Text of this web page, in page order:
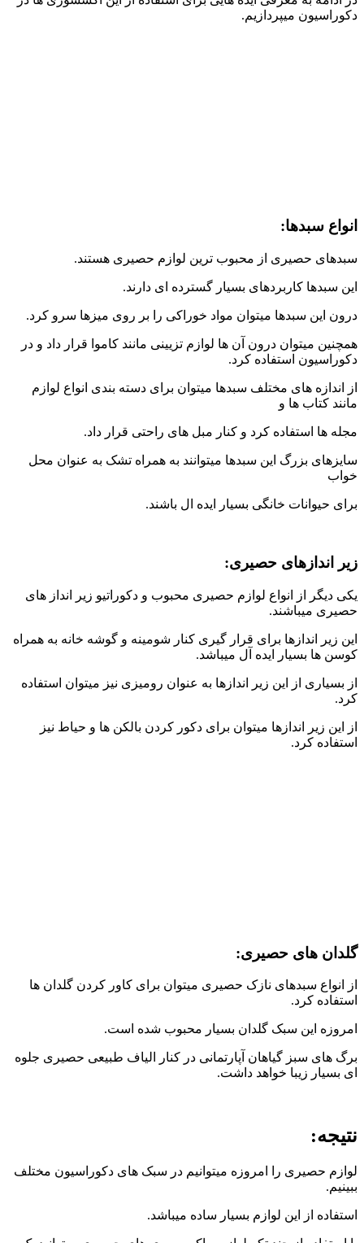
دکوراسیون میپردازیم.
انواع سبدها:
سبدهای حصیری از محبوب ترین لوازم حصیری هستند.
این سبدها کاربردهای بسیار گسترده ای دارند.
درون این سبدها میتوان مواد خوراکی را بر روی میزها سرو کرد.
همچنین میتوان درون آن ها لوازم تزیینی مانند کاموا قرار داد و در
دکوراسیون استفاده کرد.
از اندازه های مختلف سبدها میتوان برای دسته بندی انواع لوازم
مانند کتاب ها و
مجله ها استفاده کرد و کنار مبل های راحتی قرار داد.
سایزهای بزرگ این سبدها میتوانند به همراه تشک به عنوان محل
خواب
برای حیوانات خانگی بسیار ایده ال باشند.
زیر اندازهای حصیری:
یکی دیگر از انواع لوازم حصیری محبوب و دکوراتیو زیر انداز های
حصیری میباشند.
این زیر اندازها برای قرار گیری کنار شومینه و گوشه خانه به همراه
کوسن ها بسیار ایده آل میباشد.
از بسیاری از این زیر اندازها به عنوان رومیزی نیز میتوان استفاده
کرد.
از این زیر اندازها میتوان برای دکور کردن بالکن ها و حیاط نیز
استفاده کرد.
گلدان های حصیری:
از انواع سبدهای نازک حصیری میتوان برای کاور کردن گلدان ها
استفاده کرد.
امروزه این سبک گلدان بسیار محبوب شده است.
برگ های سبز گیاهان آپارتمانی در کنار الیاف طبیعی حصیری جلوه
ای بسیار زیبا خواهد داشت.
نتیجه:
لوازم حصیری را امروزه میتوانیم در سبک های دکوراسیون مختلف
ببینیم.
استفاده از این لوازم بسیار ساده میباشد.